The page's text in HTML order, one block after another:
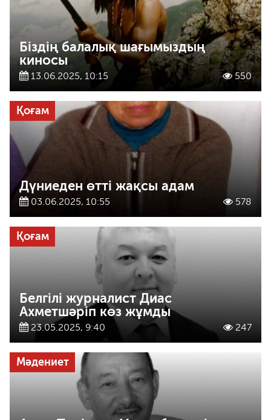
Біздің балалық шағымыздың
киносы
13.06.2025, 10:15 550
Қоғам
Дүниеден өтті жақсы адам
03.06.2025, 10:55 578
Қоғам
Белгілі журналист Диас
Ахметшәріп көз жұмды
23.05.2025, 9:40 247
Мәдениет